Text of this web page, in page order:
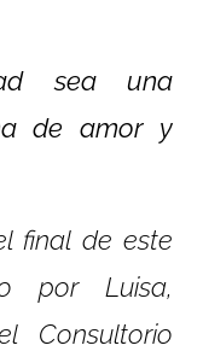
sea una
de amor y
final de este
por Luisa,
Consultorio